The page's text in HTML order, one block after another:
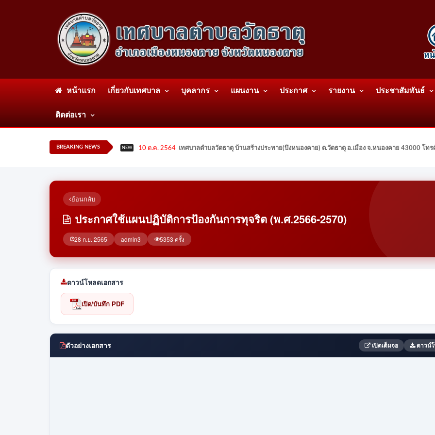
หน้าแรก เกี่ยวกับเทศบาล บุคลากร แผนงาน ประกาศ รายงาน ประชาสัมพันธ์
ติดต่อเรา
BREAKING NEWS NEW 10 ต.ค. 2564 เทศบาลตำบลวัดธาตุ บ้านสร้างประทาย(บึงหนองคาย) ต.วัดธาตุ อ.เมือง จ.หนองคาย 43000 โ
ย้อนกลับ
ประกาศใช้แผนปฏิบัติการป้องกันการทุจริต (พ.ศ.2566-2570)
28 ก.ย. 2565 admin3 5353 ครั้ง
ดาวน์โหลดเอกสาร
เปิด/บันทึก PDF
ตัวอย่างเอกสาร เปิดเต็มจอ ดาวน์